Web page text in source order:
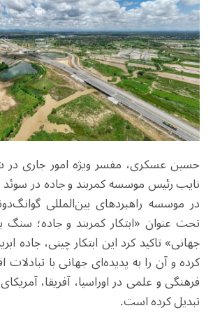
حسین عسکری، مفسر ویژه امور جاری
نایب رئیس موسسه کمربند و جاده در
در موسسه راهبرد‌های بین‌المللی
تحت عنوان «ابتکار کمربند و جاده؛
جهانی» تاکید کرد این ابتکار چینی، جاده
کرده و آن را به پدیده‌ای جهانی با
فرهنگی و علمی در اوراسیا، آفریقا،
تبدیل کرده است.